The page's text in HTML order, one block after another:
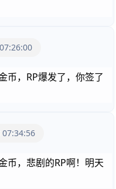
币，RP爆发了，你签了
07:34:56
币，悲剧的RP啊！明天